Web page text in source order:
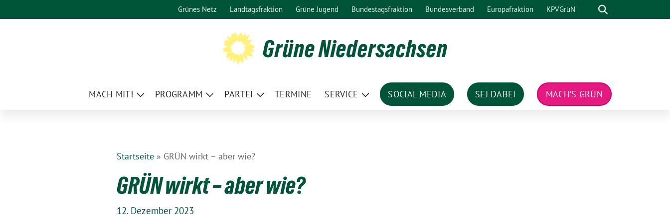
zum
Grünes Netz Landtagsfraktion Grüne Jugend Bundestagsfraktion Bundesverband Europafraktion KPVGrüN Suche
Grüne Niedersachsen
MACH MIT!
Zeige
PROGRAMM
Zeige
PARTEI
Zeige
TERMINE SERVICE
Zeige
SOCIAL MEDIA SEI DABEI MACH’S GRÜN
Startseite » GRÜN wirkt – aber wie?
GRÜN wirkt – aber wie?
12. Dezember 2023